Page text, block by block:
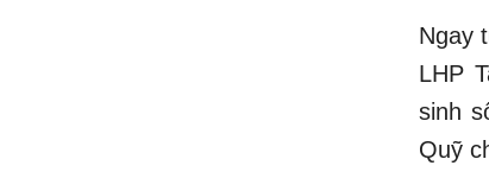
Ngay
LHP
sinh
Quỹ